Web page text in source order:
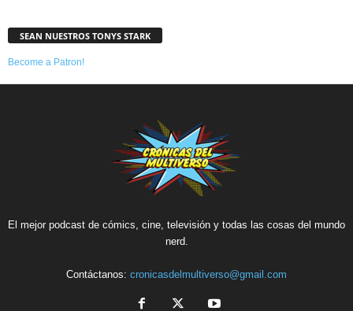
SEAN NUESTROS TONYS STARK
Become a Patron!
El mejor podcast de cómics, cine, televisión y todas las cosas del mundo
nerd.
Contáctanos: cronicasdelmultiverso@gmail.com